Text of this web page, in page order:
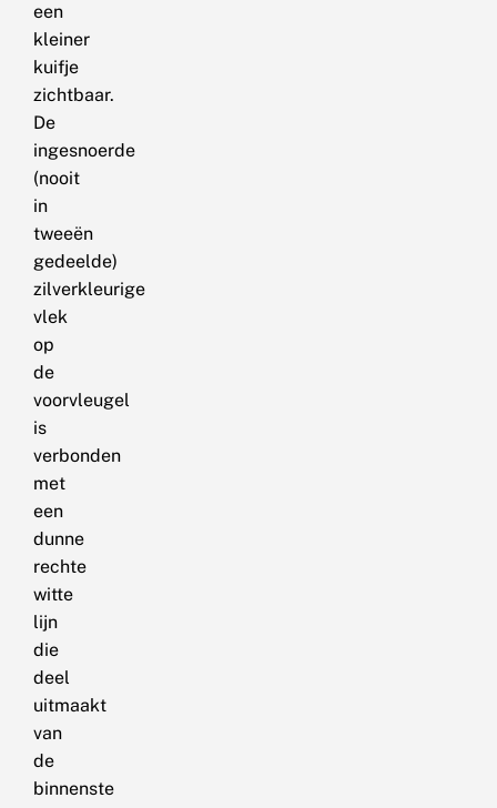
een
kleiner
kuifje
zichtbaar.
De
ingesnoerde
(nooit
in
tweeën
gedeelde)
zilverkleurige
vlek
op
de
voorvleugel
is
verbonden
met
een
dunne
rechte
witte
lijn
die
deel
uitmaakt
van
de
binnenste